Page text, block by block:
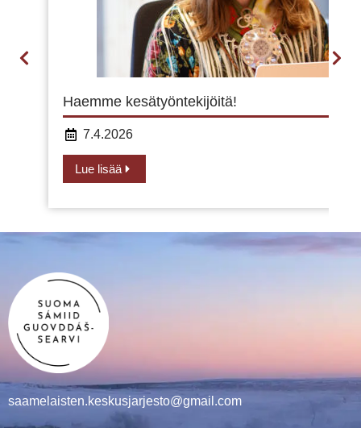
Haemme kesätyöntekijöitä!
7.4.2026
Lue lisää
saamelaisten.keskusjarjesto@gmail.com